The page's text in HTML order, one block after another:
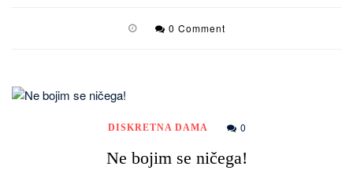
0 Comment
DISKRETNA DAMA 0
Ne bojim se ničega!